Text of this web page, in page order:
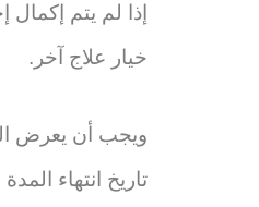
إذا لم يتم
خيار علاج آخر.
تاريخ انتهاء